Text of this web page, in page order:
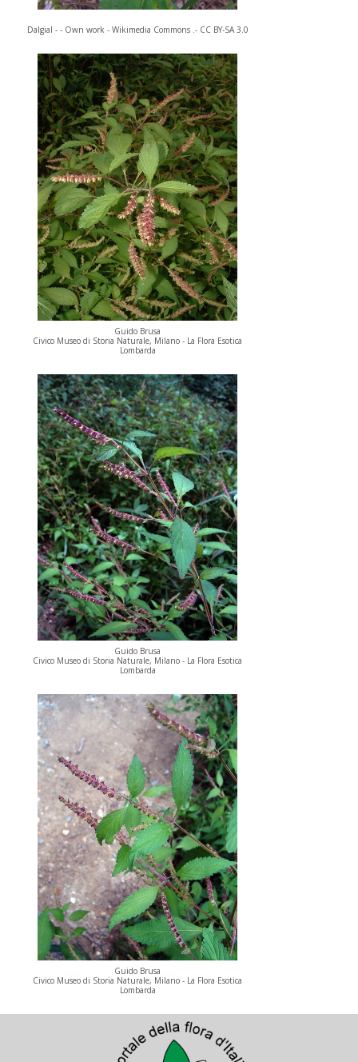
Dalgial - - Own work - Wikimedia Commons .- CC BY-SA 3.0
Guido Brusa
Civico Museo di Storia Naturale, Milano - La Flora Esotica
Lombarda
Guido Brusa
Civico Museo di Storia Naturale, Milano - La Flora Esotica
Lombarda
Guido Brusa
Civico Museo di Storia Naturale, Milano - La Flora Esotica
Lombarda